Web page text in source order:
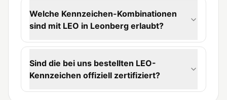
Welche Kennzeichen-Kombinationen
sind mit LEO in Leonberg erlaubt?
Sind die bei uns bestellten LEO-
Kennzeichen offiziell zertifiziert?